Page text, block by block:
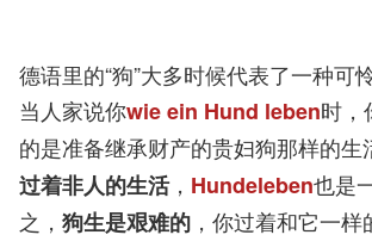
德语里的“狗”大多时候代表了一种可
当人家说你wie ein Hund leben时，
的是准备继承财产的贵妇狗那样的生
过着非人的生活， Hundeleben也是
之， 狗生是艰难的 ，你过着和它一